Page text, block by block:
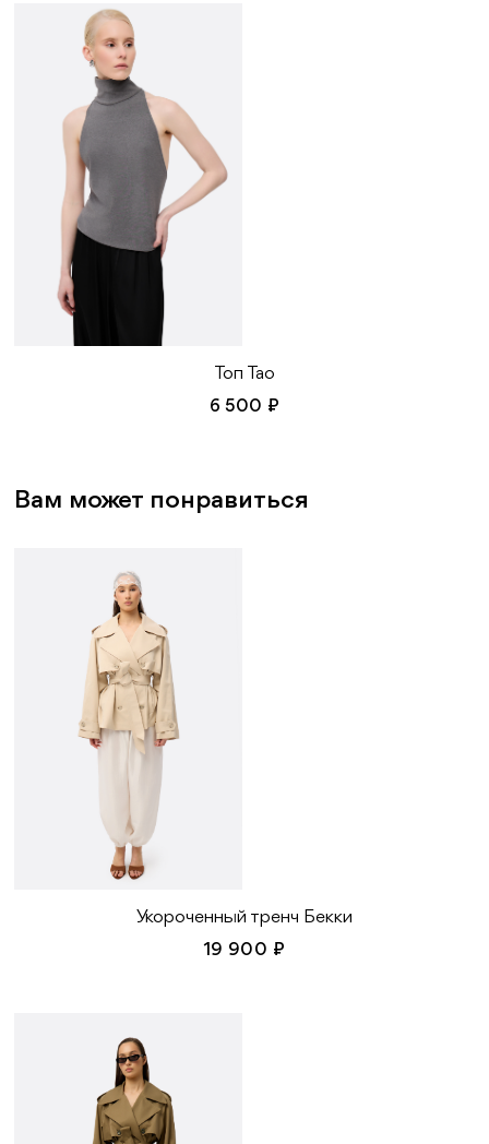
Топ Тао
6 500 ₽
Вам может понравиться
Укороченный тренч Бекки
19 900 ₽